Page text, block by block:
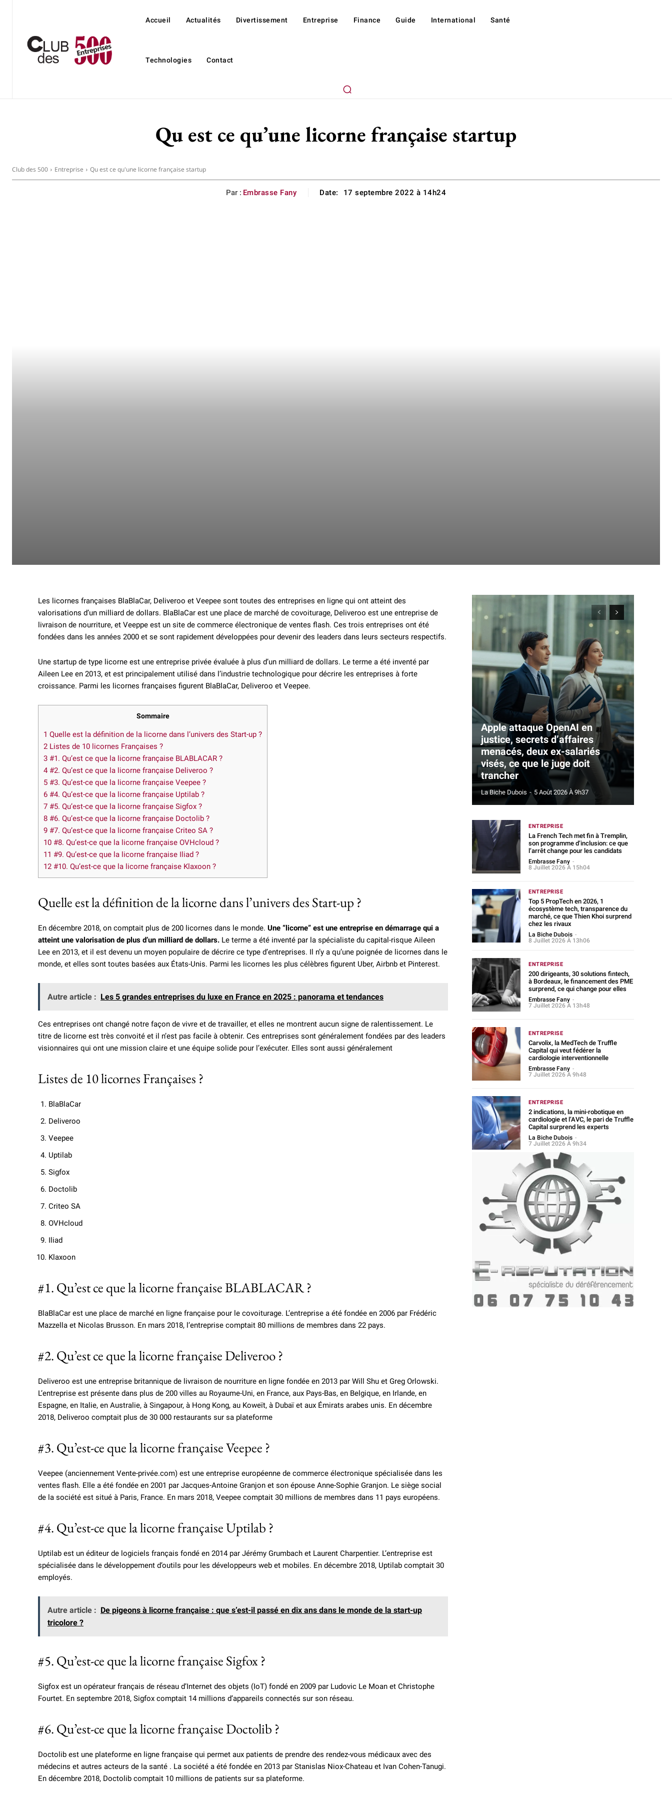
Accueil Actualités Divertissement Entreprise Finance Guide International Santé
Technologies Contact
Qu est ce qu’une licorne française startup
Club des 500 Entreprise Qu est ce qu'une licorne française startup
Par : Embrasse Fany Date: 17 septembre 2022 à 14h24
Les licornes françaises BlaBlaCar, Deliveroo et Veepee sont toutes des entreprises en ligne qui ont atteint des
valorisations d’un milliard de dollars. BlaBlaCar est une place de marché de covoiturage, Deliveroo est une entreprise de
livraison de nourriture, et Veeppe est un site de commerce électronique de ventes flash. Ces trois entreprises ont été
fondées dans les années 2000 et se sont rapidement développées pour devenir des leaders dans leurs secteurs respectifs.
Une startup de type licorne est une entreprise privée évaluée à plus d’un milliard de dollars. Le terme a été inventé par
Aileen Lee en 2013, et est principalement utilisé dans l’industrie technologique pour décrire les entreprises à forte
croissance. Parmi les licornes françaises figurent BlaBlaCar, Deliveroo et Veepee.
Sommaire
1 Quelle est la définition de la licorne dans l’univers des Start-up ?
2 Listes de 10 licornes Françaises ?
3 #1. Qu’est ce que la licorne française BLABLACAR ?
4 #2. Qu’est ce que la licorne française Deliveroo ?
5 #3. Qu’est-ce que la licorne française Veepee ?
6 #4. Qu’est-ce que la licorne française Uptilab ?
7 #5. Qu’est-ce que la licorne française Sigfox ?
8 #6. Qu’est-ce que la licorne française Doctolib ?
9 #7. Qu’est-ce que la licorne française Criteo SA ?
10 #8. Qu’est-ce que la licorne française OVHcloud ?
11 #9. Qu’est-ce que la licorne française Iliad ?
12 #10. Qu’est-ce que la licorne française Klaxoon ?
Quelle est la définition de la licorne dans l’univers des Start-up ?
En décembre 2018, on comptait plus de 200 licornes dans le monde. Une “licorne” est une entreprise en démarrage qui a
atteint une valorisation de plus d’un milliard de dollars. Le terme a été inventé par la spécialiste du capital-risque Aileen
Lee en 2013, et il est devenu un moyen populaire de décrire ce type d’entreprises. Il n’y a qu’une poignée de licornes dans le
monde, et elles sont toutes basées aux États-Unis. Parmi les licornes les plus célèbres figurent Uber, Airbnb et Pinterest.
Autre article : Les 5 grandes entreprises du luxe en France en 2025 : panorama et tendances
Ces entreprises ont changé notre façon de vivre et de travailler, et elles ne montrent aucun signe de ralentissement. Le
titre de licorne est très convoité et il n’est pas facile à obtenir. Ces entreprises sont généralement fondées par des leaders
visionnaires qui ont une mission claire et une équipe solide pour l’exécuter. Elles sont aussi généralement
Listes de 10 licornes Françaises ?
BlaBlaCar
Deliveroo
Veepee
Uptilab
Sigfox
Doctolib
Criteo SA
OVHcloud
Iliad
Klaxoon
#1. Qu’est ce que la licorne française BLABLACAR ?
BlaBlaCar est une place de marché en ligne française pour le covoiturage. L’entreprise a été fondée en 2006 par Frédéric
Mazzella et Nicolas Brusson. En mars 2018, l’entreprise comptait 80 millions de membres dans 22 pays.
#2. Qu’est ce que la licorne française Deliveroo ?
Deliveroo est une entreprise britannique de livraison de nourriture en ligne fondée en 2013 par Will Shu et Greg Orlowski.
L’entreprise est présente dans plus de 200 villes au Royaume-Uni, en France, aux Pays-Bas, en Belgique, en Irlande, en
Espagne, en Italie, en Australie, à Singapour, à Hong Kong, au Koweït, à Dubaï et aux Émirats arabes unis. En décembre
2018, Deliveroo comptait plus de 30 000 restaurants sur sa plateforme
#3. Qu’est-ce que la licorne française Veepee ?
Veepee (anciennement Vente-privée.com) est une entreprise européenne de commerce électronique spécialisée dans les
ventes flash. Elle a été fondée en 2001 par Jacques-Antoine Granjon et son épouse Anne-Sophie Granjon. Le siège social
de la société est situé à Paris, France. En mars 2018, Veepee comptait 30 millions de membres dans 11 pays européens.
#4. Qu’est-ce que la licorne française Uptilab ?
Uptilab est un éditeur de logiciels français fondé en 2014 par Jérémy Grumbach et Laurent Charpentier. L’entreprise est
spécialisée dans le développement d’outils pour les développeurs web et mobiles. En décembre 2018, Uptilab comptait 30
employés.
Autre article : De pigeons à licorne française : que s’est-il passé en dix ans dans le monde de la start-up
tricolore ?
#5. Qu’est-ce que la licorne française Sigfox ?
Sigfox est un opérateur français de réseau d’Internet des objets (IoT) fondé en 2009 par Ludovic Le Moan et Christophe
Fourtet. En septembre 2018, Sigfox comptait 14 millions d’appareils connectés sur son réseau.
#6. Qu’est-ce que la licorne française Doctolib ?
Doctolib est une plateforme en ligne française qui permet aux patients de prendre des rendez-vous médicaux avec des
médecins et autres acteurs de la santé . La société a été fondée en 2013 par Stanislas Niox-Chateau et Ivan Cohen-Tanugi.
En décembre 2018, Doctolib comptait 10 millions de patients sur sa plateforme.
Apple attaque OpenAI en
justice, secrets d’affaires
menacés, deux ex-salariés
visés, ce que le juge doit
trancher
La Biche Dubois - 5 Août 2026 À 9h37
ENTREPRISE
La French Tech met fin à Tremplin,
son programme d’inclusion: ce que
l’arrêt change pour les candidats
Embrasse Fany -
8 Juillet 2026 À 15h04
ENTREPRISE
Top 5 PropTech en 2026, 1
écosystème tech, transparence du
marché, ce que Thien Khoi surprend
chez les rivaux
La Biche Dubois -
8 Juillet 2026 À 13h06
ENTREPRISE
200 dirigeants, 30 solutions fintech,
à Bordeaux, le financement des PME
surprend, ce qui change pour elles
Embrasse Fany -
7 Juillet 2026 À 13h48
ENTREPRISE
Carvolix, la MedTech de Truffle
Capital qui veut fédérer la
cardiologie interventionnelle
Embrasse Fany -
7 Juillet 2026 À 9h48
ENTREPRISE
2 indications, la mini-robotique en
cardiologie et l’AVC, le pari de Truffle
Capital surprend les experts
La Biche Dubois -
7 Juillet 2026 À 9h34